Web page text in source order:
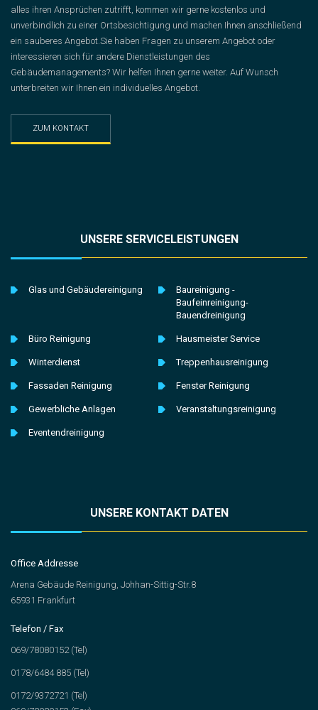
alles ihren Ansprüchen zutrifft, kommen wir gerne kostenlos und
unverbindlich zu einer Ortsbesichtigung und machen Ihnen anschließend
ein sauberes Angebot.Sie haben Fragen zu unserem Angebot oder
interessieren sich für andere Dienstleistungen des
Gebäudemanagements? Wir helfen Ihnen gerne weiter. Auf Wunsch
unterbreiten wir Ihnen ein individuelles Angebot.
ZUM KONTAKT
UNSERE SERVICELEISTUNGEN
Glas und Gebäudereinigung
Baureinigung -
Baufeinreinigung-
Bauendreinigung
Büro Reinigung Hausmeister Service
Winterdienst Treppenhausreinigung
Fassaden Reinigung Fenster Reinigung
Gewerbliche Anlagen Veranstaltungsreinigung
Eventendreinigung
UNSERE KONTAKT DATEN
Office Addresse
Arena Gebäude Reinigung, Johhan-Sittig-Str.8
65931 Frankfurt
Telefon / Fax
069/78080152 (Tel)
0178/6484 885 (Tel)
0172/9372721 (Tel)